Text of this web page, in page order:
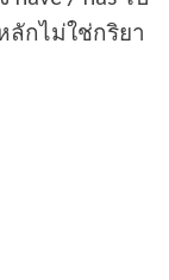
ลักไม่ใช่กริยา